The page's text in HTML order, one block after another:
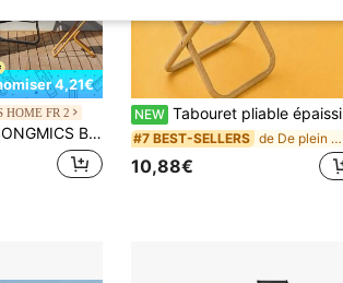
4,21€
HOME FR 2
Soleil, Chaise Longue Pliable, Transat, 193 x 53 x 29 cm, Capacité 150 kg, Pare-Soleil, Dossier Inclinable, Jardin, Piscine, Terrasse, Rouge/ Bleu/ Noir/ Taupe/ Grège
NEW Tabouret pliable épaissi pour l'extérieur, tabouret pliable pour train à grande vitesse, léger et facile à transporter, petit tabouret style porte-crayon, camping, pêche, peinture, camping en plein air, pique-nique, trajets quotidiens, accessoire de voyage essentiel
#7 BEST-SELLERS de De plein air Mobilier d'extérieur
10,88€